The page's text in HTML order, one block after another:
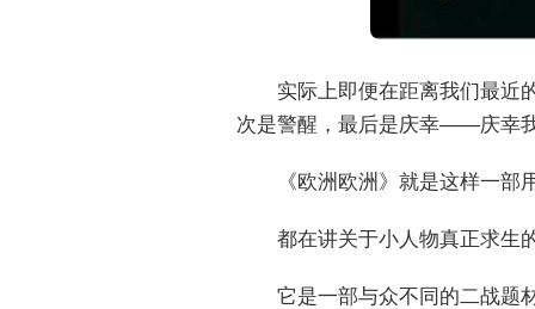
实际上即便在距离我们最近
次是警醒，最后是庆幸——庆幸
《欧洲欧洲》就是这样一
都在讲关于小人物真正求生
它是一部与众不同的二战题